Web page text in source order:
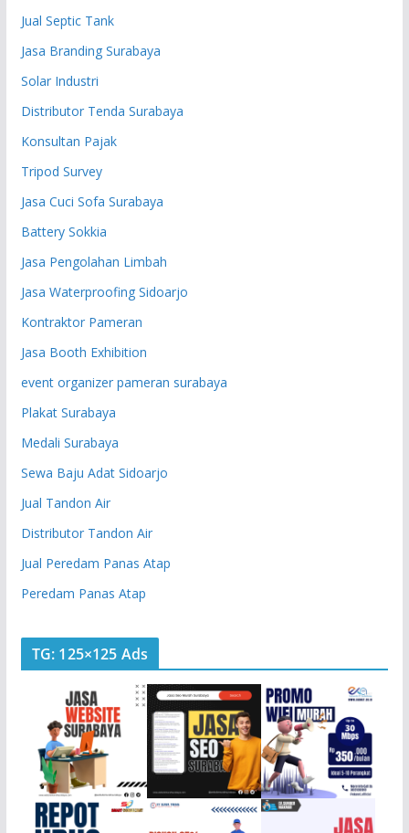
Jual Septic Tank
Jasa Branding Surabaya
Solar Industri
Distributor Tenda Surabaya
Konsultan Pajak
Tripod Survey
Jasa Cuci Sofa Surabaya
Battery Sokkia
Jasa Pengolahan Limbah
Jasa Waterproofing Sidoarjo
Kontraktor Pameran
Jasa Booth Exhibition
event organizer pameran surabaya
Plakat Surabaya
Medali Surabaya
Sewa Baju Adat Sidoarjo
Jual Tandon Air
Distributor Tandon Air
Jual Peredam Panas Atap
Peredam Panas Atap
TG: 125×125 Ads